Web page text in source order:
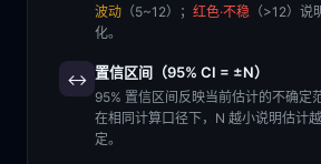
波动 （5~12）； 红色·不稳 （>12）
化。
↔️ 置信区间（95% CI = ±N）
95% 置信区间反映当前估计的不确定
在相同计算口径下，N 越小说明估计
定。